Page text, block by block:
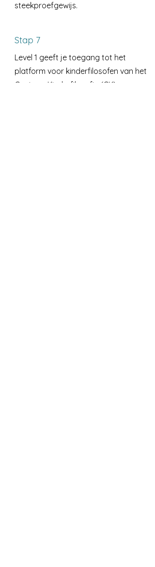
steekproefgewijs.
Stap 7
Level 1 geeft je toegang tot het
platform voor kinderfilosofen van het
Centrum Kinderfilosofie
(CK) waar